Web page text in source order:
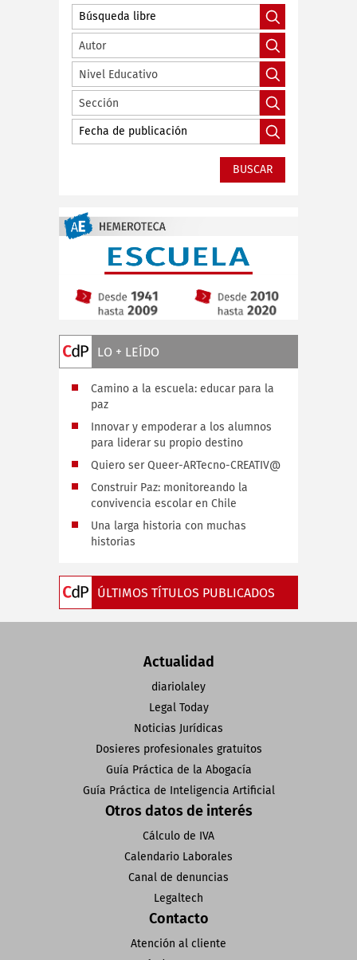
Autor
Nivel Educativo
Sección
LO + LEÍDO
Camino a la escuela: educar para la
paz
Innovar y empoderar a los alumnos
para liderar su propio destino
Quiero ser Queer-ARTecno-CREATIV@
Construir Paz: monitoreando la
convivencia escolar en Chile
Una larga historia con muchas
historias
ÚLTIMOS TÍTULOS PUBLICADOS
Actualidad
diariolaley
Legal Today
Noticias Jurídicas
Dosieres profesionales gratuitos
Guía Práctica de la Abogacía
Guía Práctica de Inteligencia Artificial
Otros datos de interés
Cálculo de IVA
Calendario Laborales
Canal de denuncias
Legaltech
Contacto
Atención al cliente